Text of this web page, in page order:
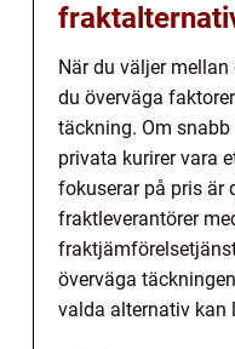
När du väljer
du överväga
täckning. Om
privata kurirer vara
fokuserar på pris är
fraktleverantörer
överväga
valda alternativ kan